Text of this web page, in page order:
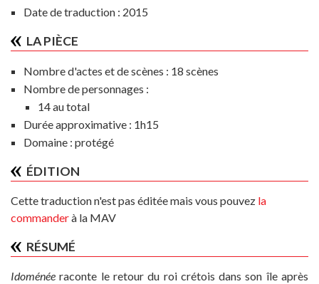
Date de traduction : 2015
LA PIÈCE
Nombre d'actes et de scènes : 18 scènes
Nombre de personnages :
14 au total
Durée approximative : 1h15
Domaine : protégé
ÉDITION
Cette traduction n'est pas éditée mais vous pouvez la
commanderà la MAV
RÉSUMÉ
Idoménéeraconte le retour du roi crétois dans son île après